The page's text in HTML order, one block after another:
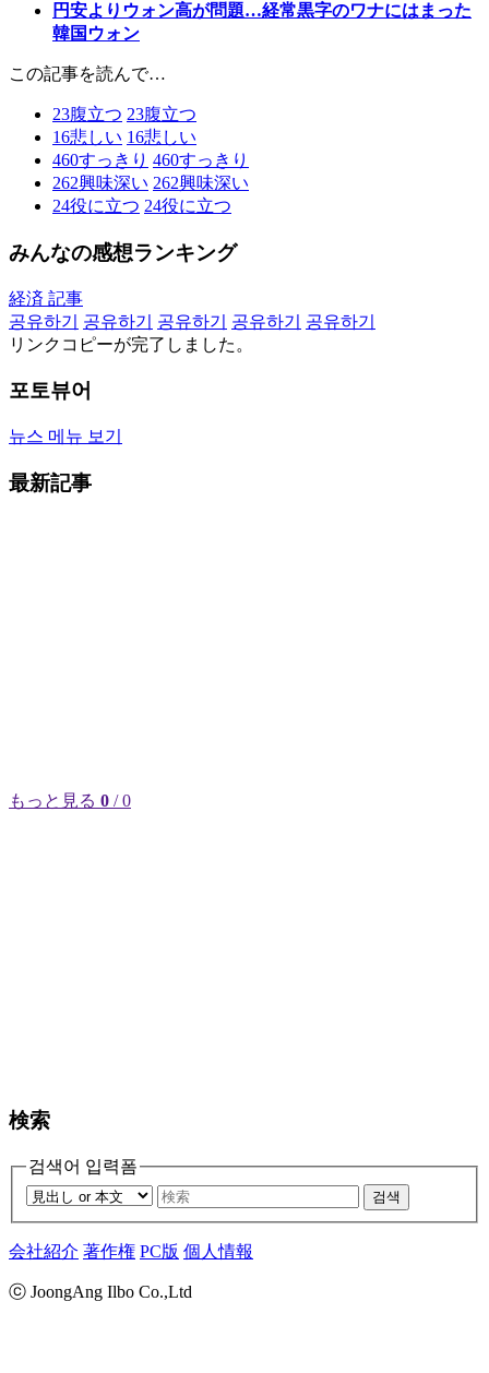
円安よりウォン高が問題…経常黒字のワナにはまった
韓国ウォン
この記事を読んで…
23腹立つ 23腹立つ
16悲しい 16悲しい
460すっきり 460すっきり
262興味深い 262興味深い
24役に立つ 24役に立つ
みんなの感想ランキング
経済 記事
공유하기
공유하기 공유하기 공유하기
공유하기
リンクコピーが完了しました。
포토뷰어
뉴스 메뉴 보기
最新記事
もっと見る 0 / 0
検索
검색어 입력폼
검색
会社紹介 著作権 PC版 個人情報
ⓒ JoongAng Ilbo Co.,Ltd